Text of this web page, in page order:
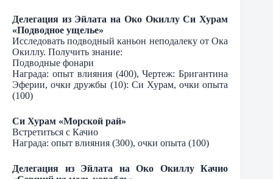
Делегация из Эйлата на Око Окиллу Си Хурам
«Подводное ущелье»
Исследовать подводный каньон неподалеку от Ока
Окиллу. Получить знание:
Подводные фонари
Награда: опыт влияния (400), Чертеж: Бригантина
Эферии, очки дружбы (10): Си Хурам, очки опыта
(100)
Си Хурам «Морской рай»
Встретиться с Качио
Награда: опыт влияния (300), очки опыта (100)
Делегация из Эйлата на Око Окиллу Качио